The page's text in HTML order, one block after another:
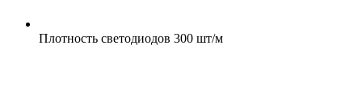
Плотность светодиодов 300 шт/м